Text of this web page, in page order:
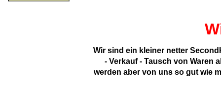
Wir sind ein kleiner netter
- Verkauf - Tausch von Waren
werden aber von uns so gut wie